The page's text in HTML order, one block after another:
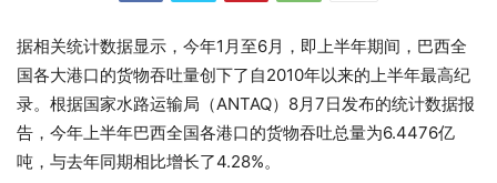
据相关统计数据显示，今年1月至6月，即上半年期间，巴西全
国各大港口的货物吞吐量创下了自2010年以来的上半年最高纪
录。根据国家水路运输局（ANTAQ）8月7日发布的统计数据报
告，今年上半年巴西全国各港口的货物吞吐总量为6.4476亿
吨，与去年同期相比增长了4.28%。